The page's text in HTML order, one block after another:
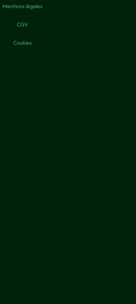
Mentions légales
CGV
Cookies